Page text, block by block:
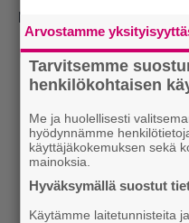
pusuilla yllättävä
Arvostamme
Tarvitsemme
henkilökohtaisen
Me ja huolellisesti
hyödynnämme
käyttäjäkokemuksen sekä
mainoksia.
Hyväksymällä suostut
Käytämme laitetunnisteita